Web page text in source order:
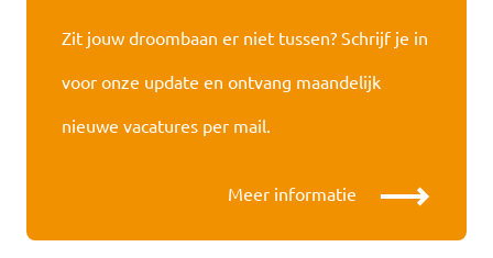
Zit jouw droombaan er niet tussen? Schrijf je in
voor onze update en ontvang maandelijk
nieuwe vacatures per mail.
Meer informatie